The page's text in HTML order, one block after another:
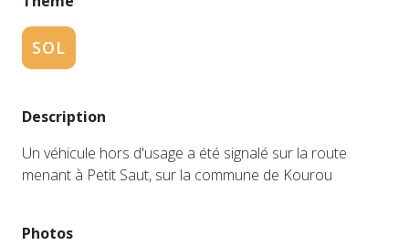
SOL
Description
Un véhicule hors d'usage a été signalé sur la route
menant à Petit Saut, sur la commune de Kourou
Photos